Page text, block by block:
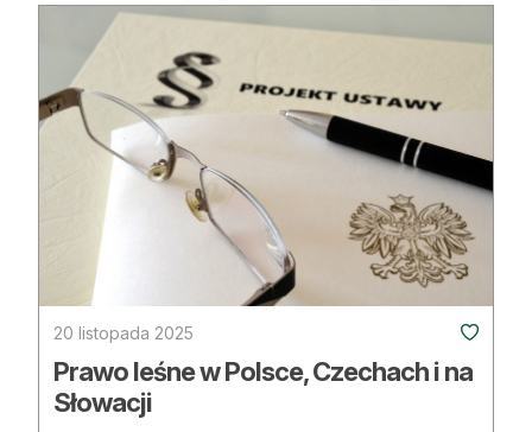
Reklama
Zostań autorem
Archiwum
Kontakt
20 listopada 2025
Prawo leśne w Polsce, Czechach i na
Słowacji